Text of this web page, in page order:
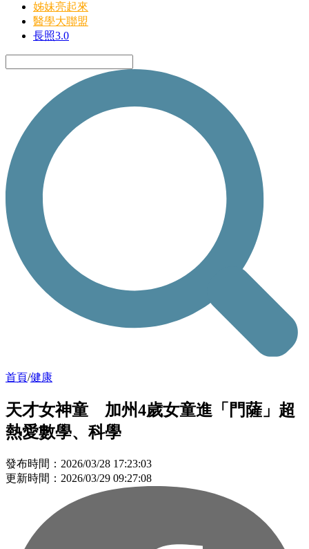
姊妹亮起來
醫學大聯盟
長照3.0
首頁/健康
天才女神童 加州4歲女童進「門薩」超
熱愛數學、科學
發布時間：2026/03/28 17:23:03
更新時間：2026/03/29 09:27:08